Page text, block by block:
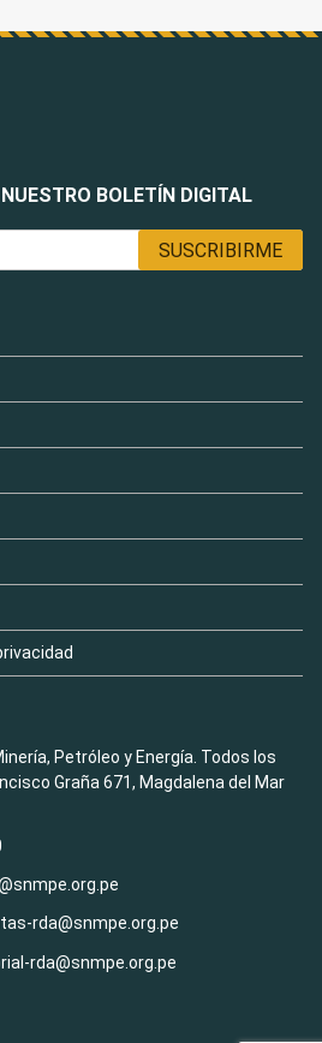
BOLETÍN DIGITAL
Petróleo y Energía. Todos los
Graña 671, Magdalena del Mar
rda@snmpe.org.pe
rda@snmpe.org.pe